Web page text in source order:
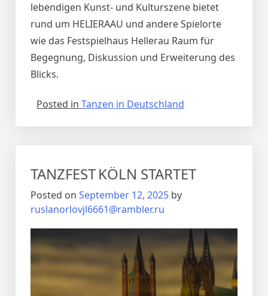
lebendigen Kunst‑ und Kulturszene bietet
rund um HELIERAAU und andere Spielorte
wie das Festspielhaus Hellerau Raum für
Begegnung, Diskussion und Erweiterung des
Blicks.
Posted in Tanzen in Deutschland
TANZFEST KÖLN STARTET
Posted on September 12, 2025 by
ruslanorlovjl6661@rambler.ru